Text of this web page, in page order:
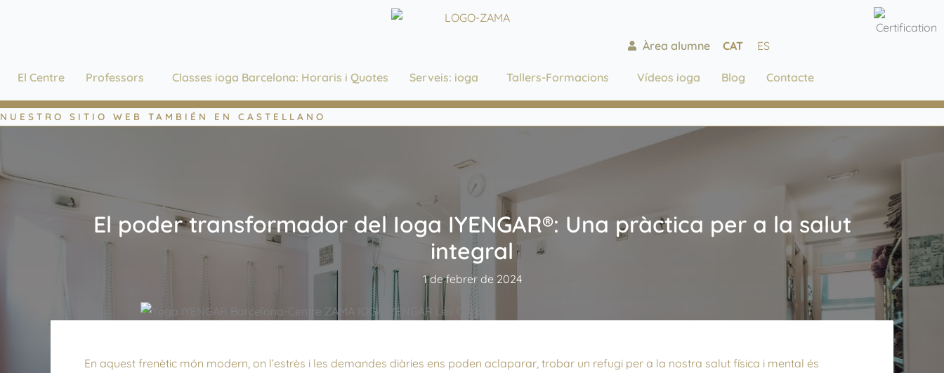
Àrea alumne CAT ES
El Centre Professors Classes ioga Barcelona: Horaris i Quotes Serveis: ioga Tallers-Formacions Vídeos ioga Blog Contacte
NUESTRO SITIO WEB TAMBIÉN EN CASTELLANO
El poder transformador del Ioga IYENGAR®: Una pràctica per a la salut
integral
1 de febrer de 2024
En aquest frenètic món modern, on l’estrès i les demandes diàries ens poden aclaparar, trobar un refugi per a la nostra salut física i mental és